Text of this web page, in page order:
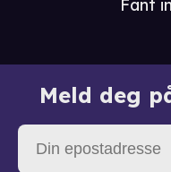
Fant
Meld deg